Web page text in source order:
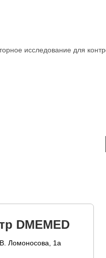
исследование для
DMEMED
Ломоносова, 1а